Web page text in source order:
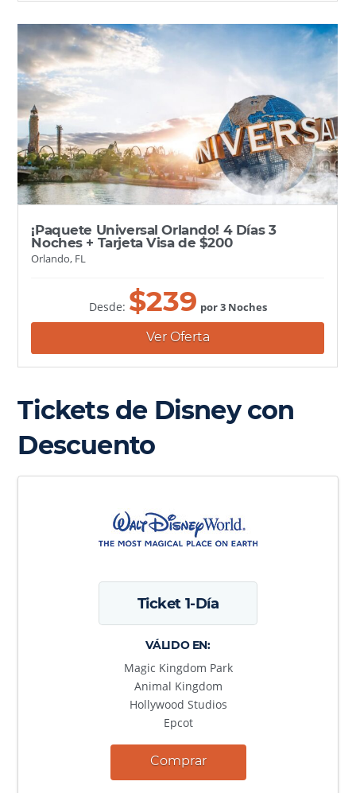
¡Paquete Universal Orlando! 4 Días 3
Noches + Tarjeta Visa de $200
Orlando, FL
Desde: $239 por 3 Noches
Ver Oferta
Tickets de Disney con
Descuento
Ticket 1-Día
VÁLIDO EN:
Magic Kingdom Park
Animal Kingdom
Hollywood Studios
Epcot
Comprar